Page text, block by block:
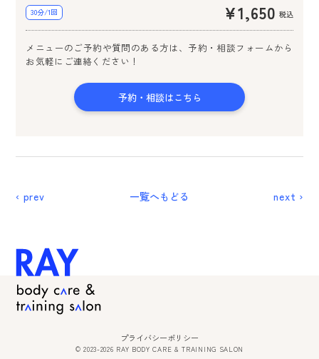
30分/1回 ¥1,650 税込
メニューのご予約や質問のある方は、予約・相談フォームから
お気軽にご連絡ください！
予約・相談はこちら
‹ prev 一覧へもどる next ›
プライバシーポリシー
© 2023-2026 RAY BODY CARE & TRAINING SALON